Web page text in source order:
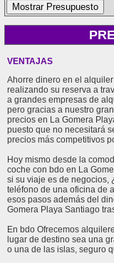
VENTAJAS
Ahorre dinero en el
realizando su reserva a
a grandes empresas de
pero gracias a nuestro
precios en La Gomera
puesto que no necesitará
precios más competitivos
Hoy mismo desde la
coche con bdo en La
si su viaje es de negocios,
teléfono de una oficina de
esos pasos además del
Gomera Playa Santiago
En bdo Ofrecemos
lugar de destino sea una
o una de las islas, seguro